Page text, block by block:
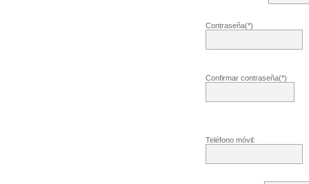
Contraseña(*)
Confirmar contraseña(*)
Teléfono móvil: